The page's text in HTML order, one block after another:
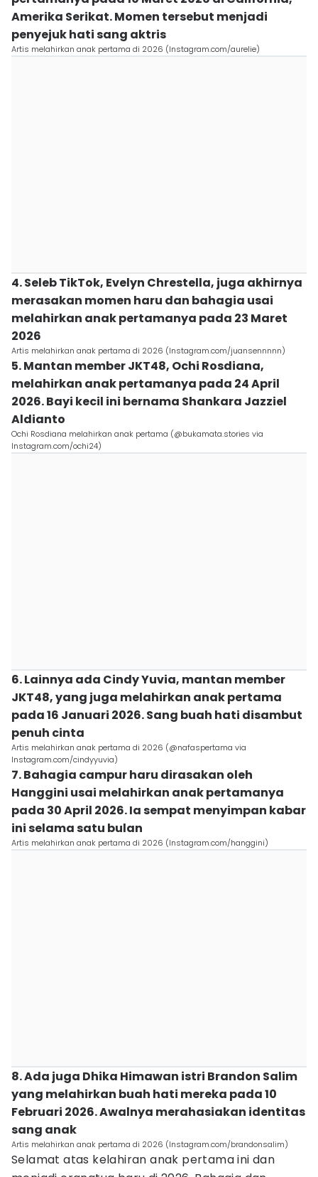
Amerika Serikat. Momen tersebut menjadi
penyejuk hati sang aktris
Artis melahirkan anak pertama di 2026 (Instagram.com/aurelie)
4. Seleb TikTok, Evelyn Chrestella, juga akhirnya
merasakan momen haru dan bahagia usai
melahirkan anak pertamanya pada 23 Maret
2026
Artis melahirkan anak pertama di 2026 (Instagram.com/juansennnnn)
5. Mantan member JKT48, Ochi Rosdiana,
melahirkan anak pertamanya pada 24 April
2026. Bayi kecil ini bernama Shankara Jazziel
Aldianto
Ochi Rosdiana melahirkan anak pertama (@bukamata.stories via
Instagram.com/ochi24)
6. Lainnya ada Cindy Yuvia, mantan member
JKT48, yang juga melahirkan anak pertama
pada 16 Januari 2026. Sang buah hati disambut
penuh cinta
Artis melahirkan anak pertama di 2026 (@nafaspertama via
Instagram.com/cindyyuvia)
7. Bahagia campur haru dirasakan oleh
Hanggini usai melahirkan anak pertamanya
pada 30 April 2026. Ia sempat menyimpan kabar
ini selama satu bulan
Artis melahirkan anak pertama di 2026 (Instagram.com/hanggini)
8. Ada juga Dhika Himawan istri Brandon Salim
yang melahirkan buah hati mereka pada 10
Februari 2026. Awalnya merahasiakan identitas
sang anak
Artis melahirkan anak pertama di 2026 (Instagram.com/brandonsalim)
Selamat atas kelahiran anak pertama ini dan